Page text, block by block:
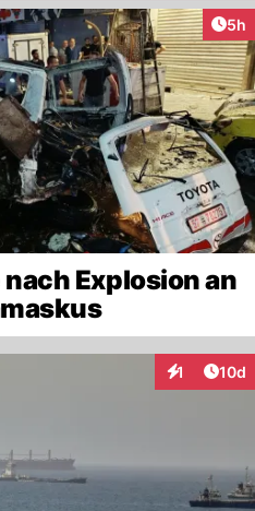
5h
Explosion an
1 10d